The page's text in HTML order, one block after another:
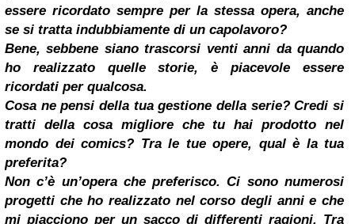
essere ricordato sempre per la stessa opera, anche
se si tratta indubbiamente di un capolavoro?
Bene, sebbene siano trascorsi venti anni da quando
ho realizzato quelle storie, è piacevole essere
ricordati per qualcosa.
Cosa ne pensi della tua gestione della serie? Credi si
tratti della cosa migliore che tu hai prodotto nel
mondo dei comics? Tra le tue opere, qual è la tua
preferita?
Non c’è un’opera che preferisco. Ci sono numerosi
progetti che ho realizzato nel corso degli anni e che
mi piacciono per un sacco di differenti ragioni. Tra